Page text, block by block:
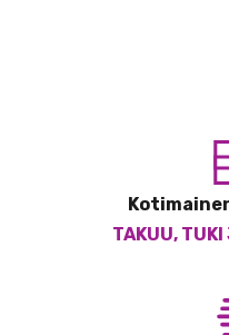
TAKUU,